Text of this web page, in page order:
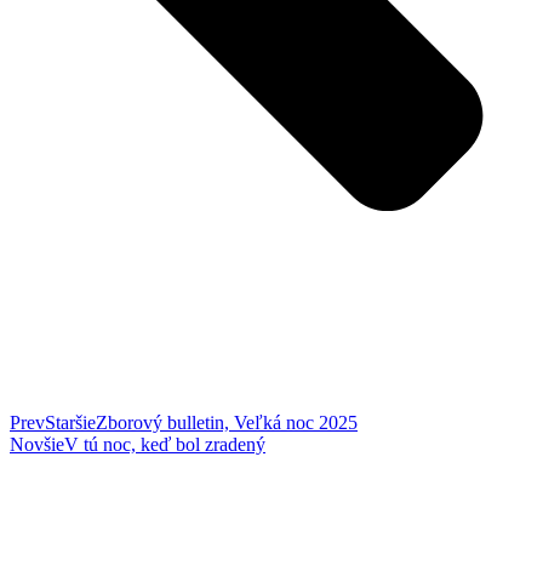
PrevStaršieZborový bulletin, Veľká noc 2025
NovšieV tú noc, keď bol zradený